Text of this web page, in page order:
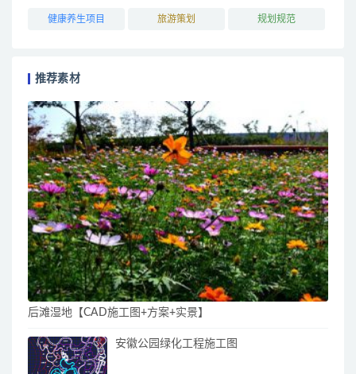
健康养生项目 旅游策划 规划规范
推荐素材
后滩湿地【CAD施工图+方案+实景】
安徽公园绿化工程施工图